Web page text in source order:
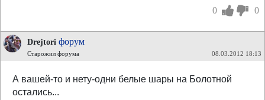
0 0
Drejtori форум
Старожил форума 08.03.2012 18:13
А вашей-то и нету-одни белые шары на Болотной
остались...